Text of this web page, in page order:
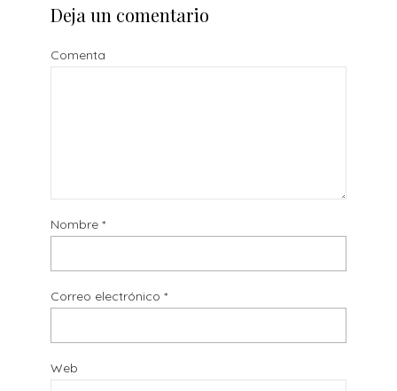
Deja un comentario
Comenta
Nombre *
Correo electrónico *
Web